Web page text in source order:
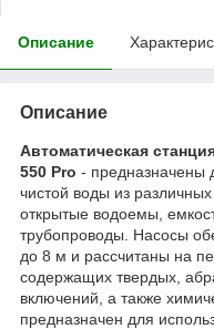
Описание
Описание
Автоматическая
550 Pro - предназначены
чистой воды из различных
открытые водоемы,
трубопроводы. Насосы
до 8 м и рассчитаны на
содержащих твердых,
включений, а также
предназначен для